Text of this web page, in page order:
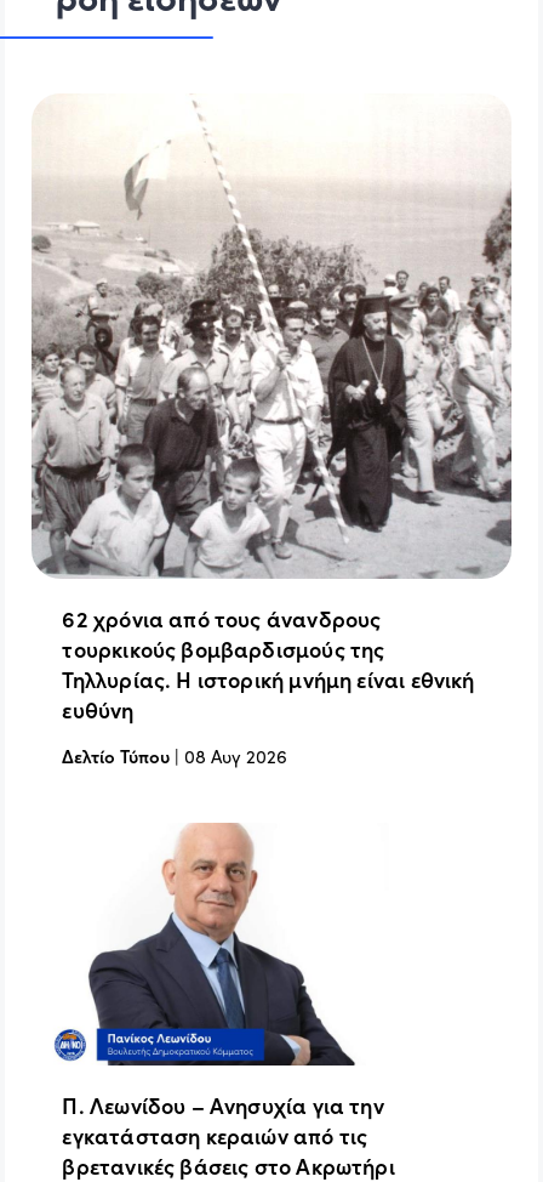
62 χρόνια από τους άνανδρους
τουρκικούς βομβαρδισμούς της
Τηλλυρίας. Η ιστορική μνήμη είναι εθνική
ευθύνη
Δελτίο Τύπου |08 Αυγ 2026
Π. Λεωνίδου – Ανησυχία για την
εγκατάσταση κεραιών από τις
βρετανικές βάσεις στο Ακρωτήρι